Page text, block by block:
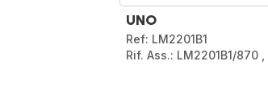
UNO
Ref: LM2201B1
Rif. Ass.: LM2201B1/870 ,